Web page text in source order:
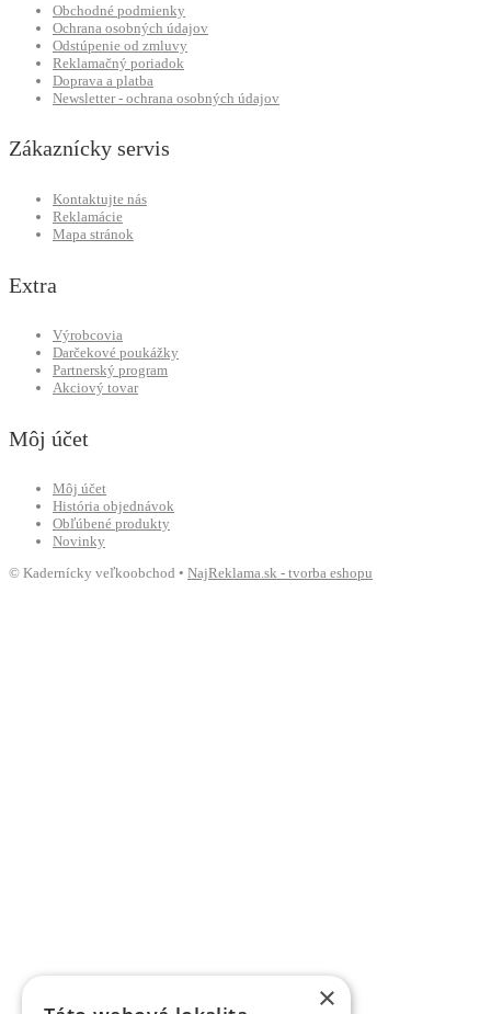
Obchodné podmienky
Ochrana osobných údajov
Odstúpenie od zmluvy
Reklamačný poriadok
Doprava a platba
Newsletter - ochrana osobných údajov
Zákaznícky servis
Kontaktujte nás
Reklamácie
Mapa stránok
Extra
Výrobcovia
Darčekové poukážky
Partnerský program
Akciový tovar
Môj účet
Môj účet
História objednávok
Obľúbené produkty
Novinky
© Kadernícky veľkoobchod • NajReklama.sk - tvorba eshopu
×